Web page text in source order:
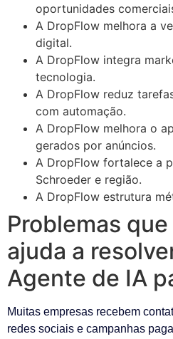
oportunidades
A DropFlow melhora a
digital.
A DropFlow integra
tecnologia.
A DropFlow reduz
com automação.
A DropFlow melhora o
gerados por anúncios.
A DropFlow fortalece a
Schroeder e região.
A DropFlow estrutura
Problemas
ajuda a
Agente de IA
Muitas empresas recebem
redes sociais e campanhas